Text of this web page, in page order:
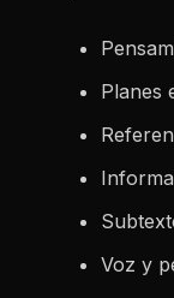
Planes
Voz y